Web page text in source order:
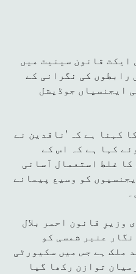
ٹرائل ایکٹ قانون سینیٹ میں
رابطوں کی نگرانی کے
ایجنسیاں جوڈیشل
نیٹ 2013 رپورٹ کا کہنا ہے کہ ’ناقدین نے
کہا ہے کہ اس کے
غلط استعمال آسانی
کو وسیع پیمانے
وزیرِ قانون احمر بلال
عنبر شمسی کو
ملک ہے جس میں سکیورٹی
توازن رکھا گیا